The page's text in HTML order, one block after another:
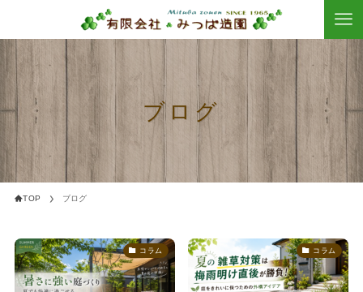
ブログ
TOP ブログ
コラム コラム